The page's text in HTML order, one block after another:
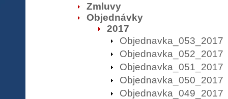
Zmluvy
Objednávky
2017
Objednavka_053_2017
Objednavka_052_2017
Objednavka_051_2017
Objednavka_050_2017
Objednavka_049_2017